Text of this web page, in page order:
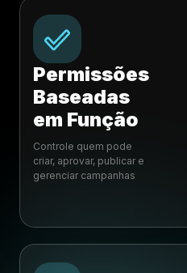
Permissões
Baseadas
em Função
Controle quem pode
criar, aprovar, publicar e
gerenciar campanhas